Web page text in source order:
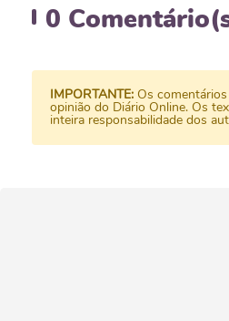
0
IMPORTANTE: Os
opinião do Diário Online. Os
inteira responsabilidade dos